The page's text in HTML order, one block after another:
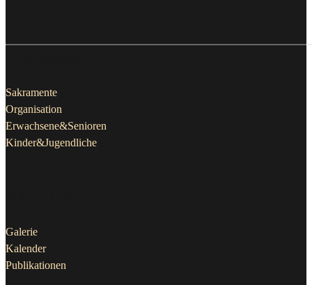
Sakramente
Organisation
Erwachsene&Senioren
Kinder&Jugendliche
Galerie
Kalender
Publikationen